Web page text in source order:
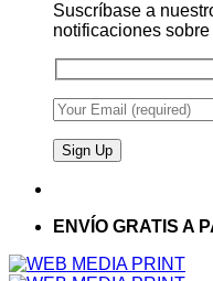
Suscríbase a
notificaciones
ENVÍO GRATIS A